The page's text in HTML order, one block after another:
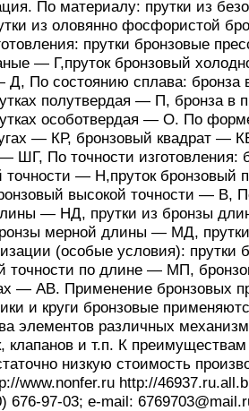
По материалу: прутки из
из оловянно фосфористой
прутки бронзовые
— Г,пруток бронзовый
Д, По состоянию сплава: бронза
полутвердая — П, бронза в
особотвердая — О. По
— КР, бронзовый квадрат —
ШГ, По точности изготовления:
точности — Н,пруток бронзовый
высокой точности — В,
— НД, прутки из бронзы
мерной длины — МД,
(особые условия): прутки
точности по длине — МП,
— АВ. Применение бронзовых
и круги бронзовые
элементов различных
клапанов и т.п. К
низкую стоимость
www.nonfer.ru http://
676-97-03; e-mail: